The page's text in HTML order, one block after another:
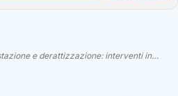
e derattizzazione: interventi in…